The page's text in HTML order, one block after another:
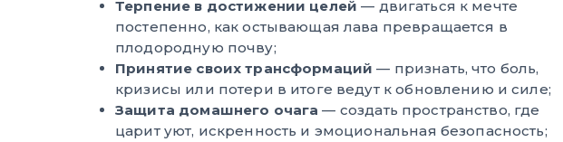
Терпение в достижении целей — двигаться к мечте
постепенно, как остывающая лава превращается в
плодородную почву;
Принятие своих трансформаций — признать, что боль,
кризисы или потери в итоге ведут к обновлению и силе;
Защита домашнего очага — создать пространство, где
царит уют, искренность и эмоциональная безопасность;